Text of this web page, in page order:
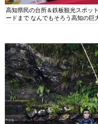
高知県民の台所＆鉄板観光スポッ
ードまで なんでもそろう高知の巨